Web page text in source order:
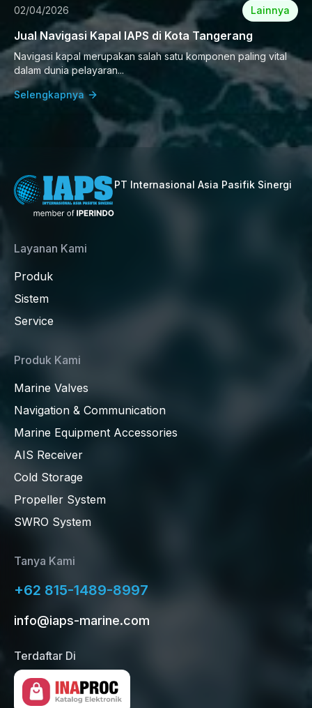
02/04/2026 Lainnya
Jual Navigasi Kapal IAPS di Kota Tangerang
Navigasi kapal merupakan salah satu komponen paling vital
dalam dunia pelayaran...
Selengkapnya
PT Internasional Asia Pasifik Sinergi
Layanan Kami
Produk
Sistem
Service
Produk Kami
Marine Valves
Navigation & Communication
Marine Equipment Accessories
AIS Receiver
Cold Storage
Propeller System
SWRO System
Tanya Kami
+62 815-1489-8997
info@iaps-marine.com
Terdaftar Di